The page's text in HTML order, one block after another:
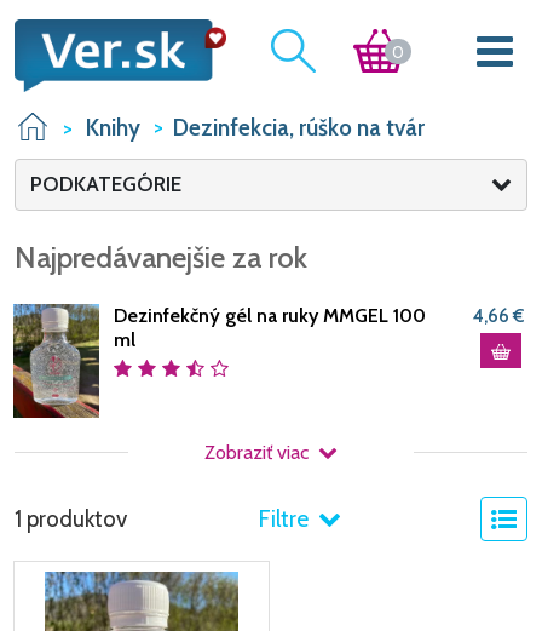
0
Knihy Dezinfekcia, rúško na tvár
PODKATEGÓRIE
Najpredávanejšie za rok
Dezinfekčný gél na ruky MMGEL 100
ml
4,66 €
Zobraziť viac
1 produktov Filtre